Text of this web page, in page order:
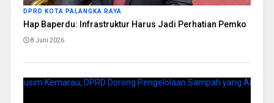
DPRD KOTA PALANGKA RAYA
Hap Baperdu: Infrastruktur Harus Jadi Perhatian Pemko
8 Juni 2026